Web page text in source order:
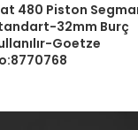
480 Piston
32mm Burç
Goetze